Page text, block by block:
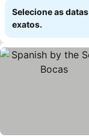
Selecione as
exatos.